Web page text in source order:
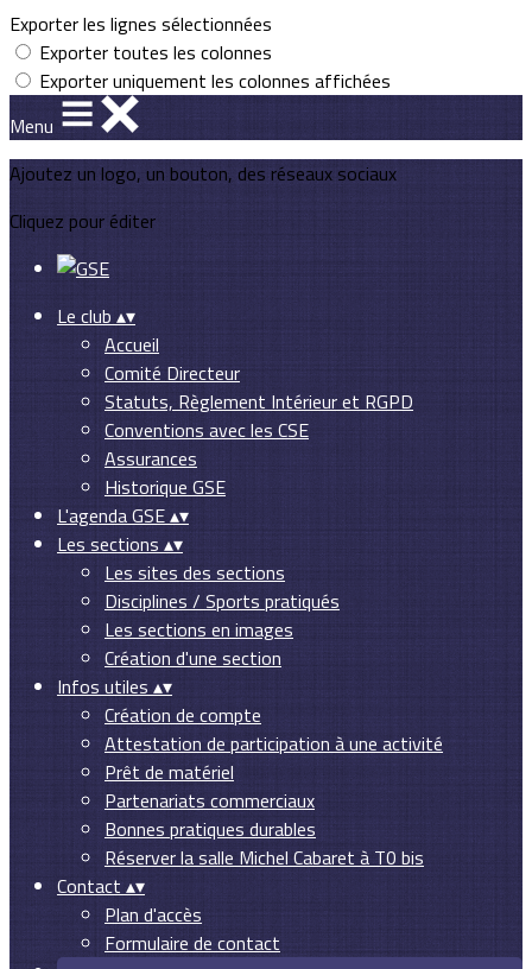
Exporter les lignes sélectionnées
Exporter toutes les colonnes
Exporter uniquement les colonnes affichées
Menu
Ajoutez un logo, un bouton, des réseaux sociaux
Cliquez pour éditer
Le club ▴▾
Accueil
Comité Directeur
Statuts, Règlement Intérieur et RGPD
Conventions avec les CSE
Assurances
Historique GSE
L'agenda GSE▴▾
Les sections ▴▾
Les sites des sections
Disciplines / Sports pratiqués
Les sections en images
Création d'une section
Infos utiles ▴▾
Création de compte
Attestation de participation à une activité
Prêt de matériel
Partenariats commerciaux
Bonnes pratiques durables
Réserver la salle Michel Cabaret à T0 bis
Contact ▴▾
Plan d'accès
Formulaire de contact